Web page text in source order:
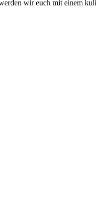
wir euch mit einem